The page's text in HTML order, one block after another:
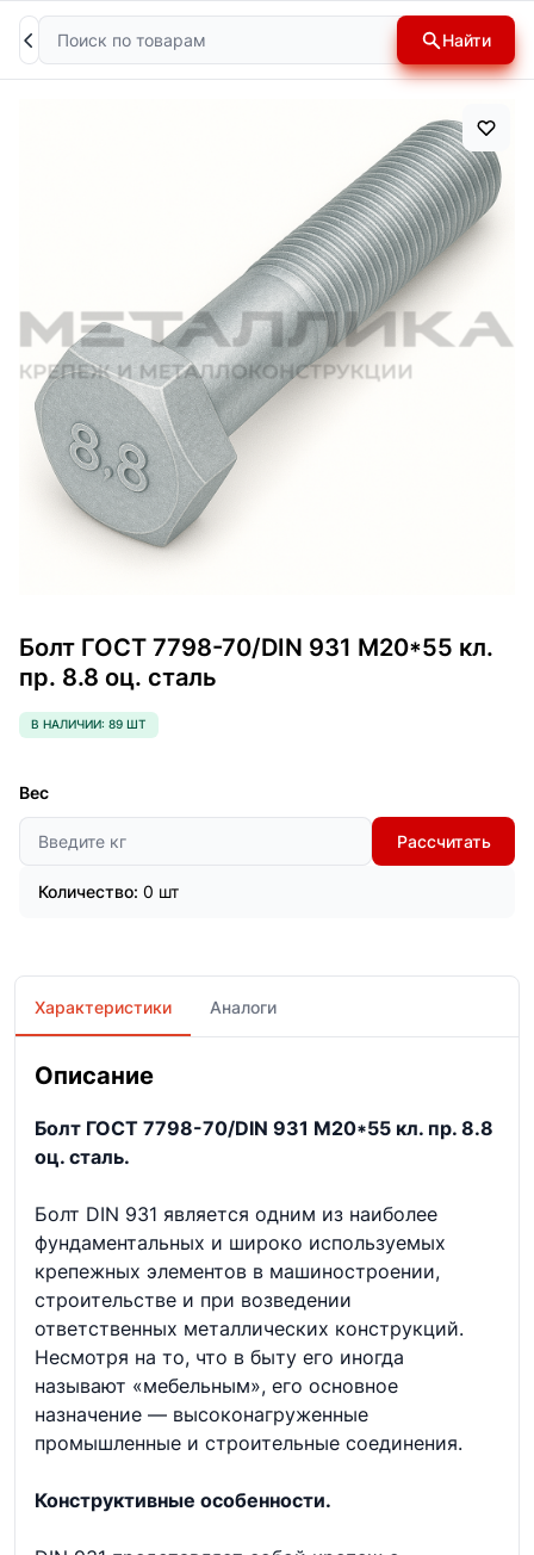
Поиск Найти
Болт ГОСТ 7798-70/DIN 931 М20*55 кл.
пр. 8.8 оц. сталь
В НАЛИЧИИ: 89 ШТ
Вес
Рассчитать
Количество: 0 шт
Характеристики Аналоги
Описание
Болт ГОСТ 7798-70/DIN 931 М20*55 кл. пр. 8.8
оц. сталь.
Болт DIN 931 является одним из наиболее
фундаментальных и широко используемых
крепежных элементов в машиностроении,
строительстве и при возведении
ответственных металлических конструкций.
Несмотря на то, что в быту его иногда
называют «мебельным», его основное
назначение — высоконагруженные
промышленные и строительные соединения.
Конструктивные особенности.